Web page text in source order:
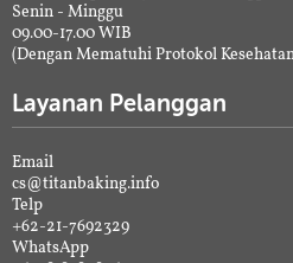
Senin - Minggu
09.00-17.00 WIB
(Dengan Mematuhi Protokol
Layanan Pelanggan
Email
cs@titanbaking.info
Telp
+62-21-7692329
WhatsApp